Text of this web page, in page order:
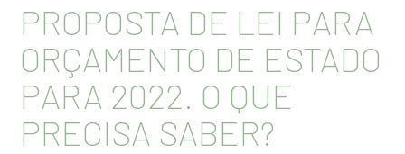
PROPOSTA DE LEI PARA
ORÇAMENTO DE ESTADO
PARA 2022. O QUE
PRECISA SABER?